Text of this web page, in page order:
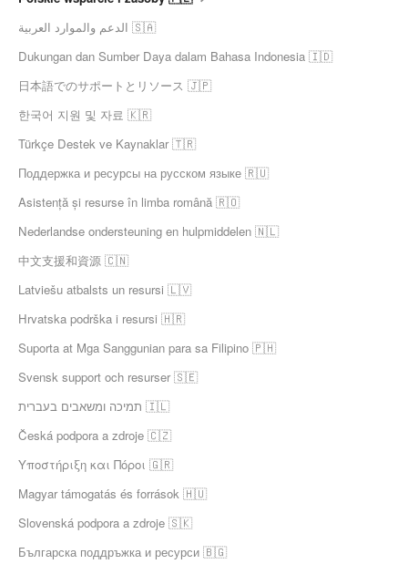
الدعم والموارد العربية 🇸🇦
Dukungan dan Sumber Daya dalam Bahasa Indonesia 🇮🇩
日本語でのサポートとリソース 🇯🇵
한국어 지원 및 자료 🇰🇷
Türkçe Destek ve Kaynaklar 🇹🇷
Поддержка и ресурсы на русском языке 🇷🇺
Asistență și resurse în limba română 🇷🇴
Nederlandse ondersteuning en hulpmiddelen 🇳🇱
中文支援和資源 🇨🇳
Latviešu atbalsts un resursi 🇱🇻
Hrvatska podrška i resursi 🇭🇷
Suporta at Mga Sanggunian para sa Filipino 🇵🇭
Svensk support och resurser 🇸🇪
תמיכה ומשאבים בעברית 🇮🇱
Česká podpora a zdroje 🇨🇿
Υποστήριξη και Πόροι 🇬🇷
Magyar támogatás és források 🇭🇺
Slovenská podpora a zdroje 🇸🇰
Българска поддръжка и ресурси 🇧🇬